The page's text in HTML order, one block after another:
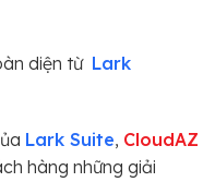
diện từ Lark
Lark Suite, CloudAZ
hàng những giải